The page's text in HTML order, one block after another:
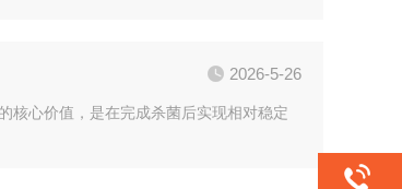
2026-5-26
核心价值，是在完成杀菌后实现相对稳定